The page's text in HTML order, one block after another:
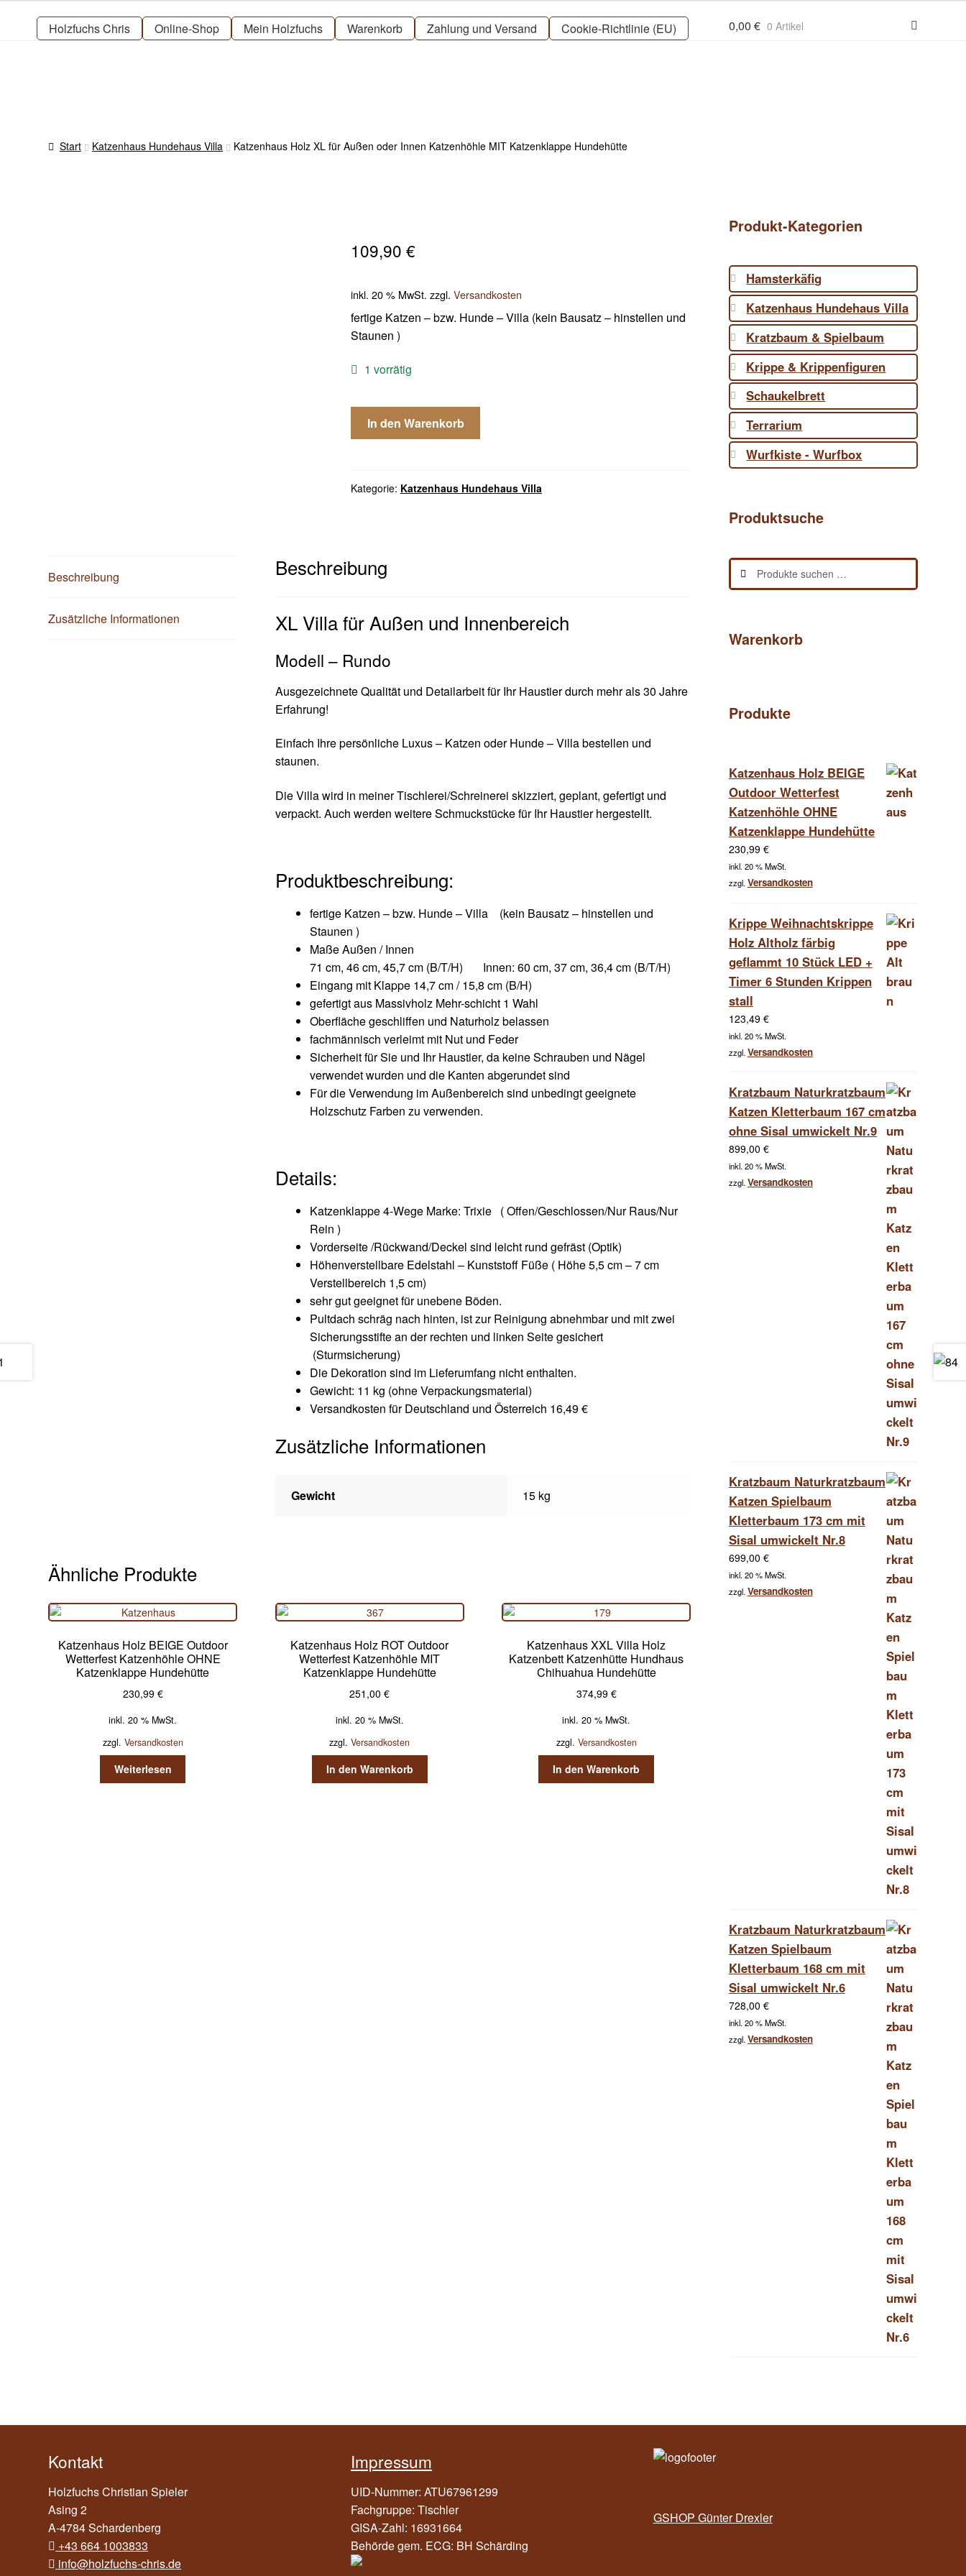
Navigation
springen
Inhalt
springen
Holzfuchs Chris Online-Shop Mein Holzfuchs Warenkorb Zahlung und Versand Cookie-Richtlinie (EU) 0,00 € 0 Artikel
Start Katzenhaus Hundehaus Villa Katzenhaus Holz XL für Außen oder Innen Katzenhöhle MIT Katzenklappe Hundehütte
109,90 €
inkl. 20 % MwSt. zzgl. Versandkosten
fertige Katzen – bzw. Hunde – Villa (kein Bausatz – hinstellen und
Staunen )
1 vorrätig
Katzenhaus
Holz
Außen
MIT
Katzenklappe
Menge
In den Warenkorb
Kategorie: Katzenhaus Hundehaus Villa
Beschreibung
Zusätzliche Informationen
Beschreibung
XL Villa für Außen und Innenbereich
Modell – Rundo
Ausgezeichnete Qualität und Detailarbeit für Ihr Haustier durch mehr als 30 Jahre
Erfahrung!
Einfach Ihre persönliche Luxus – Katzen oder Hunde – Villa bestellen und
staunen.
Die Villa wird in meiner Tischlerei/Schreinerei skizziert, geplant, gefertigt und
verpackt. Auch werden weitere Schmuckstücke für Ihr Haustier hergestellt.
Produktbeschreibung:
fertige Katzen – bzw. Hunde – Villa (kein Bausatz – hinstellen und
Staunen )
Maße Außen / Innen
71 cm, 46 cm, 45,7 cm (B/T/H) Innen: 60 cm, 37 cm, 36,4 cm (B/T/H)
Eingang mit Klappe 14,7 cm / 15,8 cm (B/H)
gefertigt aus Massivholz Mehr-schicht 1 Wahl
Oberfläche geschliffen und Naturholz belassen
fachmännisch verleimt mit Nut und Feder
Sicherheit für Sie und Ihr Haustier, da keine Schrauben und Nägel
verwendet wurden und die Kanten abgerundet sind
Für die Verwendung im Außenbereich sind unbedingt geeignete
Holzschutz Farben zu verwenden.
Details:
Katzenklappe 4-Wege Marke: Trixie ( Offen/Geschlossen/Nur Raus/Nur
Rein )
Vorderseite /Rückwand/Deckel sind leicht rund gefräst (Optik)
Höhenverstellbare Edelstahl – Kunststoff Füße ( Höhe 5,5 cm – 7 cm
Verstellbereich 1,5 cm)
sehr gut geeignet für unebene Böden.
Pultdach schräg nach hinten, ist zur Reinigung abnehmbar und mit zwei
Sicherungsstifte an der rechten und linken Seite gesichert
(Sturmsicherung)
Die Dekoration sind im Lieferumfang nicht enthalten.
Gewicht: 11 kg (ohne Verpackungsmaterial)
Versandkosten für Deutschland und Österreich 16,49 €
Zusätzliche Informationen
Gewicht 15 kg
Ähnliche Produkte
Katzenhaus Holz BEIGE Outdoor
Wetterfest Katzenhöhle OHNE
Katzenklappe Hundehütte
230,99 €
inkl. 20 % MwSt.
zzgl. Versandkosten
Weiterlesen
Katzenhaus Holz ROT Outdoor
Wetterfest Katzenhöhle MIT
Katzenklappe Hundehütte
251,00€
inkl. 20 % MwSt.
zzgl.Versandkosten
In den Warenkorb
Katzenhaus XXL Villa Holz
Katzenbett Katzenhütte Hundhaus
Chihuahua Hundehütte
374,99 €
inkl. 20 % MwSt.
zzgl. Versandkosten
In den Warenkorb
Produkt-Kategorien
Hamsterkäfig
Katzenhaus Hundehaus Villa
Kratzbaum & Spielbaum
Krippe & Krippenfiguren
Schaukelbrett
Terrarium
Wurfkiste - Wurfbox
Produktsuche
nach:
Warenkorb
Produkte
Katzenhaus Holz BEIGE
Outdoor Wetterfest
Katzenhöhle OHNE
Katzenklappe Hundehütte
230,99 €
inkl. 20 % MwSt.
zzgl.Versandkosten
Krippe Weihnachtskrippe
Holz Altholz färbig
geflammt 10 Stück LED +
Timer 6 Stunden Krippen
stall
123,49 €
inkl. 20 % MwSt.
zzgl. Versandkosten
Kratzbaum Naturkratzbaum
Katzen Kletterbaum 167 cm
ohne Sisal umwickelt Nr.9
899,00 €
inkl. 20 % MwSt.
zzgl.Versandkosten
Kratzbaum Naturkratzbaum
Katzen Spielbaum
Kletterbaum 173 cm mit
Sisal umwickelt Nr.8
699,00 €
inkl. 20 % MwSt.
zzgl.Versandkosten
Kratzbaum Naturkratzbaum
Katzen Spielbaum
Kletterbaum 168 cm mit
Sisal umwickelt Nr.6
728,00 €
inkl. 20 % MwSt.
zzgl.Versandkosten
Kontakt
Holzfuchs Christian Spieler
Asing 2
A-4784 Schardenberg
+43 664 1003833
info@holzfuchs-chris.de
Impressum
UID-Nummer: ATU67961299
Fachgruppe: Tischler
GISA-Zahl: 16931664
Behörde gem. ECG: BH Schärding
GSHOP Günter Drexler